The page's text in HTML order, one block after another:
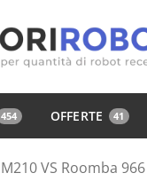
454 OFFERTE 41
M210 VS Roomba 966